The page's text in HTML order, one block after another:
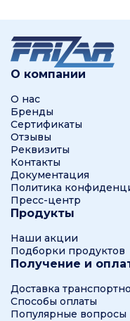
О компании
О нас
Бренды
Сертификаты
Отзывы
Реквизиты
Контакты
Документация
Политика
Пресс-центр
Продукты
Наши акции
Подборки продуктов
Получение и
Доставка
Способы оплаты
Популярные вопросы